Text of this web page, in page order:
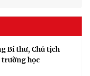
Bí thư, Chủ tịch
trường học